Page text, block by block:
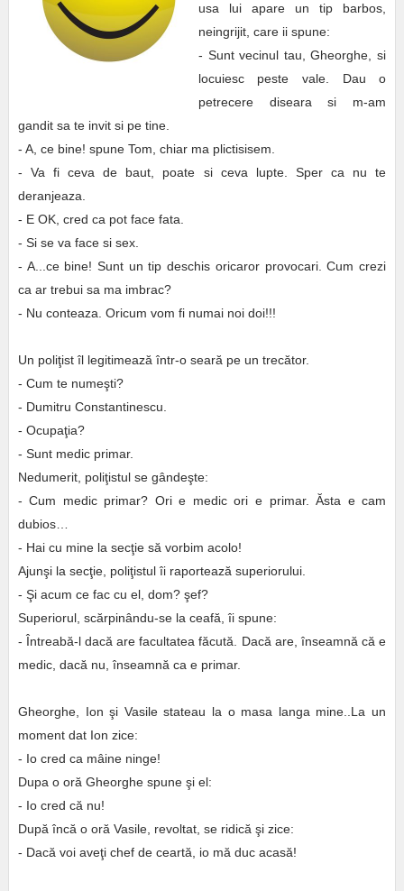
usa lui apare un tip barbos,
neingrijit, care ii spune:
- Sunt vecinul tau, Gheorghe, si
locuiesc peste vale. Dau o
petrecere diseara si m-am
gandit sa te invit si pe tine.
- A, ce bine! spune Tom, chiar ma plictisisem.
- Va fi ceva de baut, poate si ceva lupte. Sper ca nu te
deranjeaza.
- E OK, cred ca pot face fata.
- Si se va face si sex.
- A...ce bine! Sunt un tip deschis oricaror provocari. Cum crezi
ca ar trebui sa ma imbrac?
- Nu conteaza. Oricum vom fi numai noi doi!!!
Un poliţist îl legitimează într-o seară pe un trecător.
- Cum te numeşti?
- Dumitru Constantinescu.
- Ocupaţia?
- Sunt medic primar.
Nedumerit, poliţistul se gândeşte:
- Cum medic primar? Ori e medic ori e primar. Ăsta e cam
dubios…
- Hai cu mine la secţie să vorbim acolo!
Ajunşi la secţie, poliţistul îi raportează superiorului.
- Şi acum ce fac cu el, dom? şef?
Superiorul, scărpinându-se la ceafă, îi spune:
- Întreabă-l dacă are facultatea făcută. Dacă are, înseamnă că e
medic, dacă nu, înseamnă ca e primar.
Gheorghe, Ion şi Vasile stateau la o masa langa mine..La un
moment dat Ion zice:
- Io cred ca mâine ninge!
Dupa o oră Gheorghe spune şi el:
- Io cred că nu!
După încă o oră Vasile, revoltat, se ridică şi zice:
- Dacă voi aveţi chef de ceartă, io mă duc acasă!